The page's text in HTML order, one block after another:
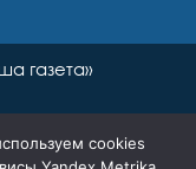
газета»
cookies